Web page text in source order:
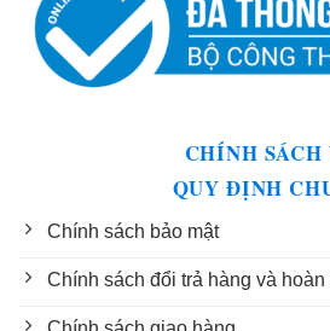
CHÍNH SÁCH
QUY ĐỊNH
Chính sách bảo mật
Chính sách đổi trả hàng và hoàn